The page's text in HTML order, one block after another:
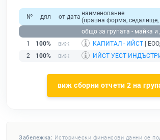
№ дял от дата наименование
(правна форма, седалище,
общо за групата - майка
1
100% КАПИТАЛ - ИЙСТ |
2
100% ИЙСТ УЕСТ
виж сборни отчети 2 на
Забележка: Исторически финансови данни се